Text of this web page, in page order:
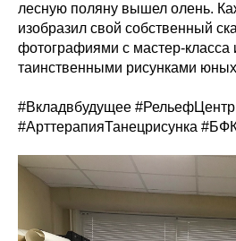
лесную поляну вышел олень.
изобразил свой собственный
фотографиями с мастер-класса
таинственными рисунками
#Вкладвбудущее #РельефЦентр
#АрттерапияТанецрисунка